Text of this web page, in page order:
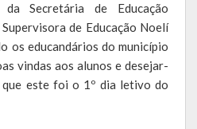
da Secretária de Educação
de Educação Noelí
os educandários do município
vindas aos alunos e desejar-
que este foi o 1º dia letivo do